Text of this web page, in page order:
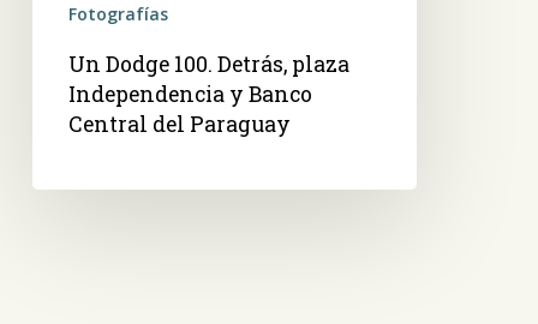
Fotografías
Un Dodge 100. Detrás, plaza
Independencia y Banco
Central del Paraguay